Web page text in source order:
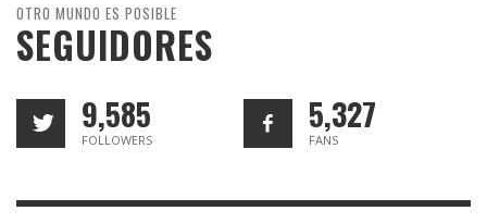
OTRO MUNDO ES POSIBLE
SEGUIDORES
9,585
FOLLOWERS
5,327
FANS